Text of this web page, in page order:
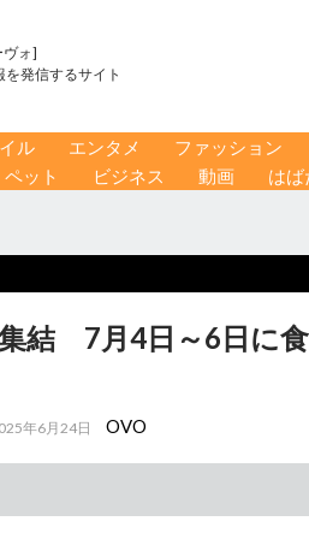
ヴォ]
を発信するサイト
ル エンタメ ファッション
ペット ビジネス 動画 はば
結 7月4日～6日に
年6月24日 OVO